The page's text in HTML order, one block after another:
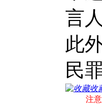
言
此
民
收
注